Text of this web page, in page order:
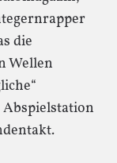
die
Wellen
Abspielstation